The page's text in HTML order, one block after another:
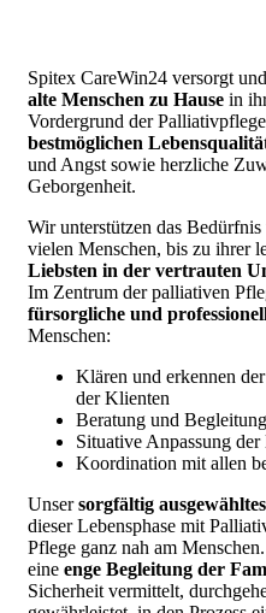
Spitex CareWin24 versorgt und
alte Menschen zu Hause in
Vordergrund der
bestmöglichen
und Angst sowie herzliche
Geborgenheit.
Wir unterstützen das
vielen Menschen, bis zu ihrer
Liebsten in der vertrauten
Im Zentrum der palliativen
fürsorgliche und
Menschen:
Klären und erkennen
der Klienten
Beratung und
Situative Anpassung
Koordination mit allen
Unsersorgfältig
dieser Lebensphase mit
Pflege ganz nah am
eine enge Begleitung der
Sicherheit vermittelt,